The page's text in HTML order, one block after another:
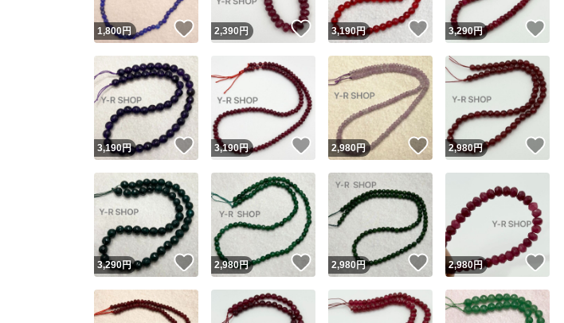
1,800円 いいね！
2,390 円 いいね！
3,190円 いいね！
3,290円
3,190円 いいね！
3,190円 いいね！
2,980円 いいね！
2,980円
3,290円 いいね！
2,980円 いいね！
2,980円 いいね！
2,980円